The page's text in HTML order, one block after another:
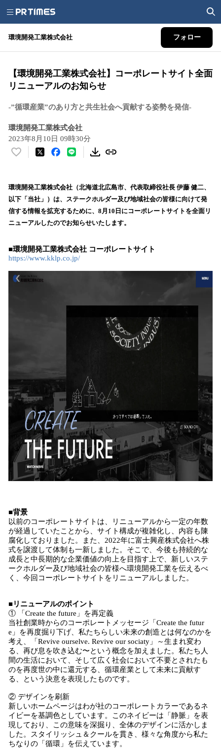
環境開発工業株式会社 フォロー
【環境開発工業株式会社】コーポレートサイト全面
リニューアルのお知らせ
-”循環産業”のあり方と共生社会へ貢献する姿勢を発信-
環境開発工業株式会社
2023年8月10日 09時30分
い
！
数
を
み
中
で
す
環境開発工業株式会社（北海道北広島市、代表取締役社長 伊藤 健二、
以下「当社」）は、ステークホルダー及び地域社会の皆様に向けて発
信する情報を拡充するために、8月10日にコーポレートサイトを全面リ
ニューアルしたのでお知らせいたします。
■環境開発工業株式会社 コーポレートサイト
https://www.kklp.co.jp/
■背景
以前のコーポレートサイトは、リニューアルから一定の年数
が経過していたことから、サイト構成が複雑化し、内容も陳
腐化しておりました。また、2022年に富士興産株式会社へ株
式を譲渡して体制も一新しました。そこで、今後も持続的な
成長と中長期的な企業価値の向上を目指す上で、新しいステ
ークホルダー及び地域社会の皆様へ環境開発工業を伝えるべ
く、今回コーポレートサイトをリニューアルしました。
■リニューアルのポイント
① 「Create the future」を再定義
当社創業時からのコーポレートメッセージ「Create the futur
e」を再度掘り下げ、私たちらしい未来の創造とは何なのかを
考え、「Revive ourselve. Revive our sociaty」～生まれ変わ
る、再び息を吹き込む〜という概念を加えました。私たち人
間の生活において、そして広く社会において不要とされたも
のを再度世の中に還元する、循環産業として未来に貢献す
る、という決意を表現したものです。
② デザインを刷新
新しいホームページはわが社のコーポレートカラーであるネ
イビーを基調色としています。このネイビーは「静脈」を表
現しており、この意味を深掘り、全体のデザインに活かしま
した。スタイリッシュ＆クールを貫き、様々な角度から私た
ちなりの「循環」を伝えています。